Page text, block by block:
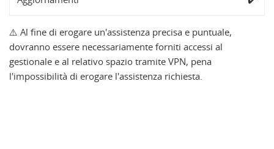
⚠️ Al fine di erogare un'assistenza precisa e puntuale,
dovranno essere necessariamente forniti accessi al
gestionale e al relativo spazio tramite VPN, pena
l'impossibilità di erogare l'assistenza richiesta.